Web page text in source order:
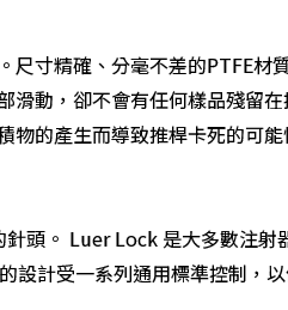
寸精確、分毫不差的PTFE材
滑動，卻不會有任何樣品殘留
物的產生而導致推桿卡死的可能
頭。 Luer Lock 是大多數注射
設計受一系列通用標準控制，